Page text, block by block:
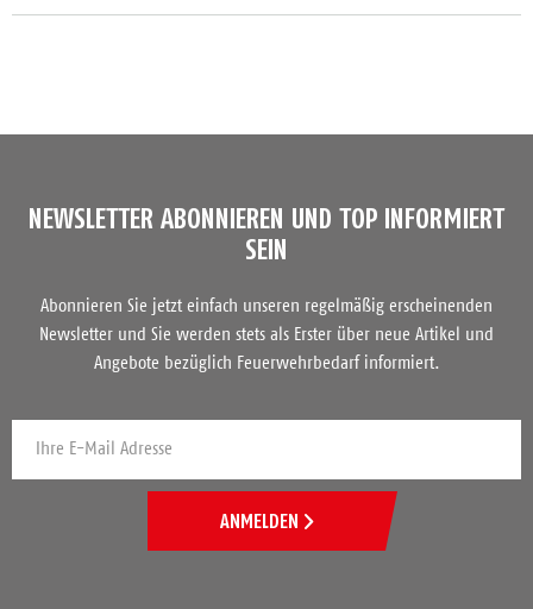
NEWSLETTER ABONNIEREN UND TOP INFORMIERT
SEIN
Abonnieren Sie jetzt einfach unseren regelmäßig erscheinenden
Newsletter und Sie werden stets als Erster über neue Artikel und
Angebote bezüglich Feuerwehrbedarf informiert.
ANMELDEN